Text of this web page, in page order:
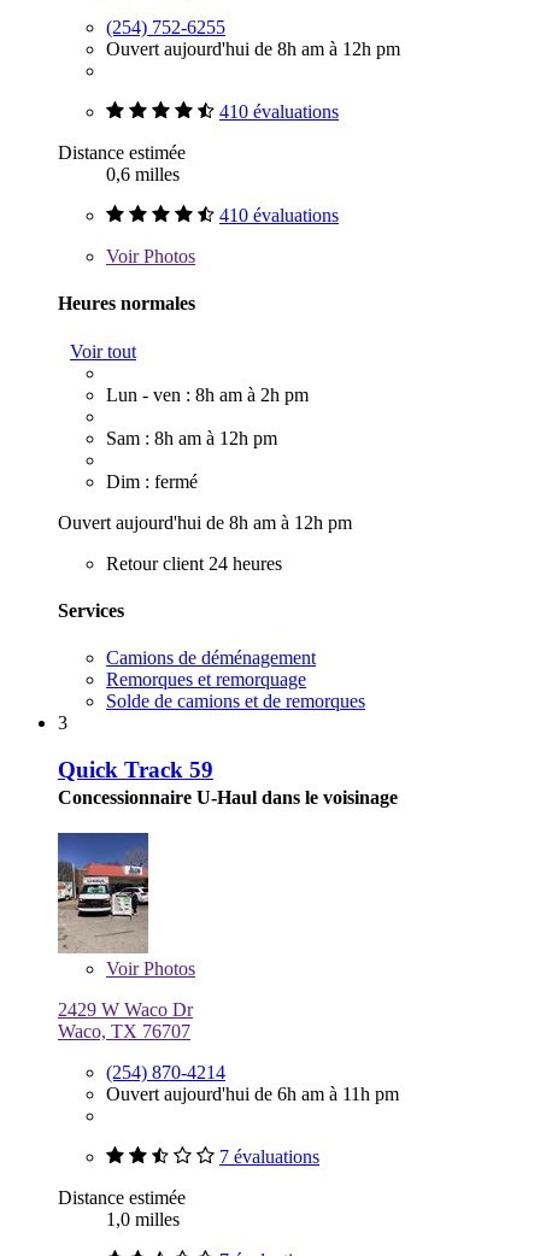
(254) 752-6255
Ouvert aujourd'hui de 8h am à 12h pm
410 évaluations
Distance estimée
0,6 milles
410 évaluations
VoirPhotos
Heures normales
Voir tout
Lun - ven : 8h am à 2h pm
Sam : 8h am à 12h pm
Dim : fermé
Ouvert aujourd'hui de 8h am à 12h pm
Retour client 24 heures
Services
Camions de déménagement
Remorques et remorquage
Solde de camions et de remorques
3
Quick Track 59
Concessionnaire U-Haul dans le voisinage
VoirPhotos
2429 W Waco Dr
Waco, TX 76707
(254) 870-4214
Ouvert aujourd'hui de 6h am à 11h pm
7 évaluations
Distance estimée
1,0 milles